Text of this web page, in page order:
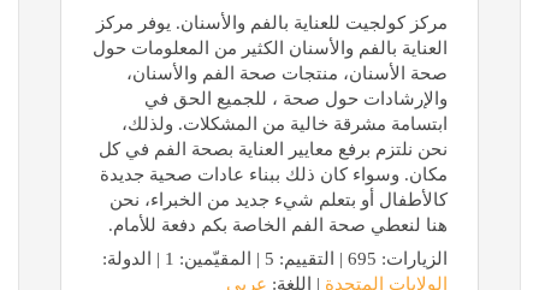
مركز كولجيت للعناية بالفم والأسنان. يوفر مركز
العناية بالفم والأسنان الكثير من المعلومات حول
صحة الأسنان، منتجات صحة الفم والأسنان،
والإرشادات حول صحة ، للجميع الحق في
ابتسامة مشرقة خالية من المشكلات. ولذلك،
نحن نلتزم برفع معايير العناية بصحة الفم في كل
مكان. وسواء كان ذلك ببناء عادات صحية جديدة
كالأطفال أو بتعلم شيء جديد من الخبراء، نحن
هنا لنعطي صحة الفم الخاصة بكم دفعة للأمام.
الزيارات: 695 | التقييم: 5 | المقيّمين: 1 | الدولة:
الولايات المتحدة | اللغة: عربي